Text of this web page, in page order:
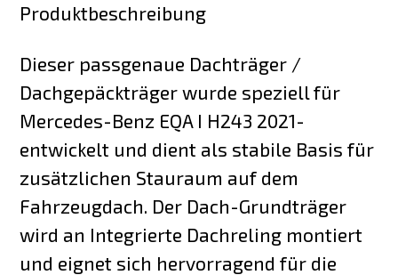
Produktbeschreibung
Dieser passgenaue Dachträger /
Dachgepäckträger wurde speziell für
Mercedes-Benz EQA I H243 2021-
entwickelt und dient als stabile Basis für
zusätzlichen Stauraum auf dem
Fahrzeugdach. Der Dach-Grundträger
wird an Integrierte Dachreling montiert
und eignet sich hervorragend für die